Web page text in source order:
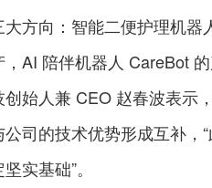
方向：智能二便护理机器
AI 陪伴机器人 CareBot
始人兼 CEO 赵春波表示
司的技术优势形成互补，
实基础”。